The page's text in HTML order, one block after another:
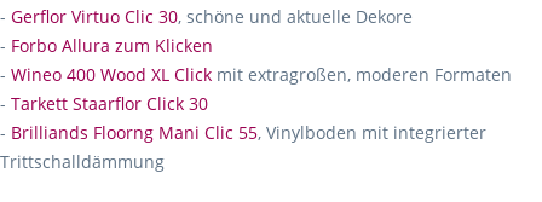
- Gerflor Virtuo Clic 30, schöne und aktuelle Dekore
- Forbo Allura zum Klicken
- Wineo 400 Wood XL Click mit extragroßen, moderen Formaten
- Tarkett Staarflor Click 30
- Brilliands Floorng Mani Clic 55, Vinylboden mit integrierter
Trittschalldämmung